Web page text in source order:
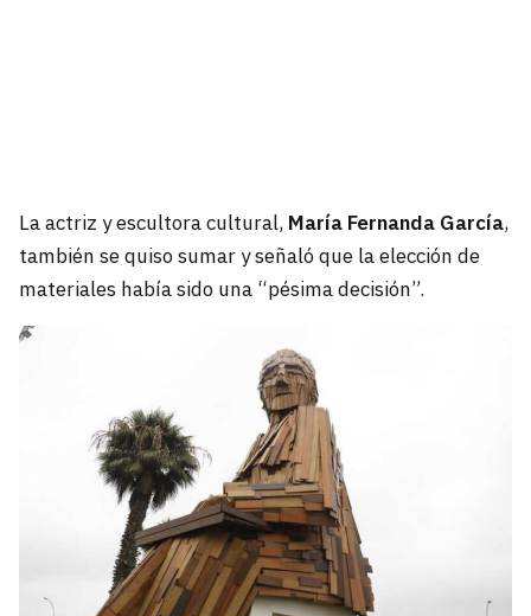
La actriz y escultora cultural, María Fernanda García,
también se quiso sumar y señaló que la elección de
materiales había sido una “pésima decisión”.